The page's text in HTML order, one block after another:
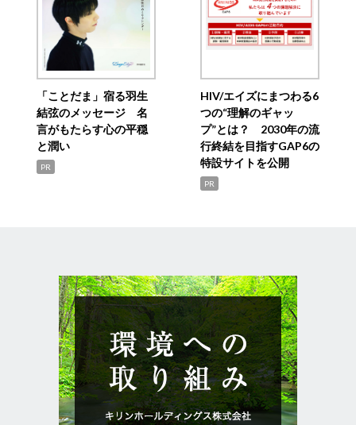
「ことだま」宿る羽生
結弦のメッセージ 名
言がもたらす心の平穏
と潤い
PR
HIV/エイズにまつわる6
つの“理解のギャッ
プ”とは？ 2030年の流
行終結を目指すGAP6の
特設サイトを公開
PR